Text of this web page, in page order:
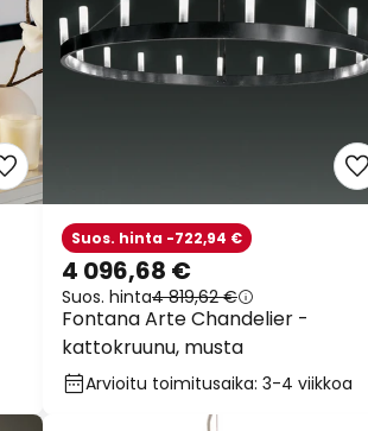
Fontana Arte Chandelier -
kattokruunu, musta
4 096,68 €
Suos. hinta -722,94 €
Suos. hinta4 819,62 €
Arvioitu toimitusaika: 3-4 viikkoa